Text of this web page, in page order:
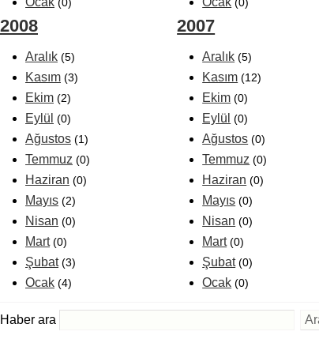
(0) (0)
2008
Aralık (5)
Kasım (3)
Ekim (2)
Eylül (0)
Ağustos (1)
Temmuz (0)
Haziran (0)
Mayıs (2)
Nisan (0)
Mart (0)
Şubat (3)
Ocak (4)
2007
Aralık (5)
Kasım (12)
Ekim (0)
Eylül (0)
Ağustos (0)
Temmuz (0)
Haziran (0)
Mayıs (0)
Nisan (0)
Mart (0)
Şubat (0)
Ocak (0)
Haber ara